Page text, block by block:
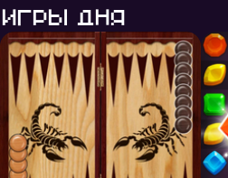
Игры дня